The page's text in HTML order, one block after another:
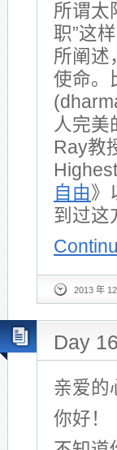
所谓太
职”这
所阐述
使命。
人完美
Ray教
自由》
到过这
2013 年
Day
亲爱的
你好！